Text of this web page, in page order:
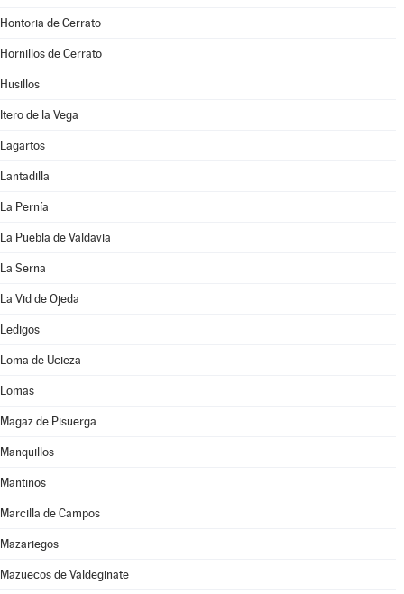
Hontoria de Cerrato
Hornillos de Cerrato
Husillos
Itero de la Vega
Lagartos
Lantadilla
La Pernía
La Puebla de Valdavia
La Serna
La Vid de Ojeda
Ledigos
Loma de Ucieza
Lomas
Magaz de Pisuerga
Manquillos
Mantinos
Marcilla de Campos
Mazariegos
Mazuecos de Valdeginate